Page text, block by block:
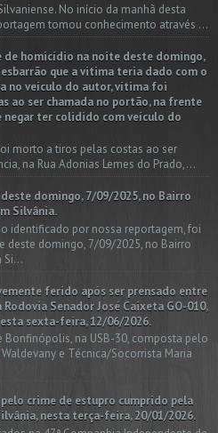
No início da manhã desta
tomou conhecimento através ...
de homicídio na noite deste domingo,
que a vitima teria dado com o
no veículo do autor, vítima foi
ao ser chamada no portão, na frente
negar ter colidido com veículo do
morto a tiros pelas costas ao ser
na Rua Adonias Lemes do Prado,...
domingo, 7/09/2025, no Bairro
Silvânia.
identificado por nossa reportagem, foi
deste domingo, 7/09/2025, no Bairro
Si...
ferido após ser prensado entre
Senador José Caixeta GO-010,
sexta-feira, 12/06/2026.
Bonfinópolis, na USB-30, composta pelo
e Técnica/Socorrista Maria
crime de estupro cumprido pela
nesta terça-feira, 20/01/2026.